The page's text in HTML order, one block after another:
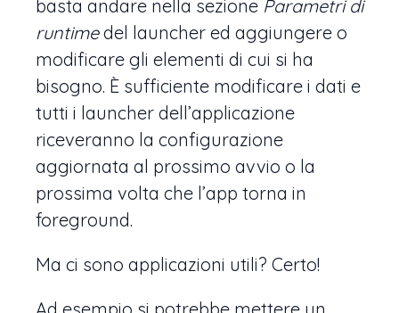
basta andare nella sezione Parametri di
runtimedel launcher ed aggiungere o
modificare gli elementi di cui si ha
bisogno. È sufficiente modificare i dati e
tutti i launcher dell’applicazione
riceveranno la configurazione
aggiornata al prossimo avvio o la
prossima volta che l’app torna in
foreground.
Ma ci sono applicazioni utili? Certo!